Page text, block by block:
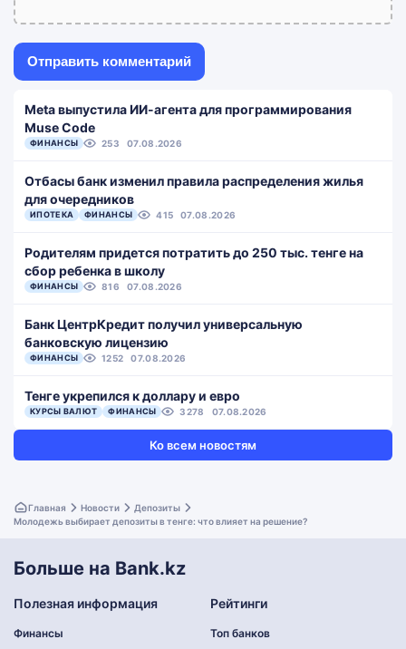
Meta выпустила ИИ-агента для программирования
Muse Code
ФИНАНСЫ 253 07.08.2026
Отбасы банк изменил правила распределения жилья
для очередников
ИПОТЕКА ФИНАНСЫ 415 07.08.2026
Родителям придется потратить до 250 тыс. тенге на
сбор ребенка в школу
ФИНАНСЫ 816 07.08.2026
Банк ЦентрКредит получил универсальную
банковскую лицензию
ФИНАНСЫ 1252 07.08.2026
Тенге укрепился к доллару и евро
КУРСЫ ВАЛЮТ ФИНАНСЫ 3278 07.08.2026
Ко всем новостям
Главная Новости
Депозиты
Молодежь выбирает депозиты в тенге: что влияет на решение?
Больше на Bank.kz
Полезная информация
Финансы
Рейтинги
Топ банков